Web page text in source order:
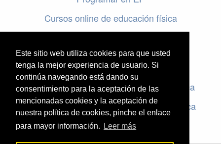
Este sitio web utiliza cookies para que usted
tenga la mejor experiencia de usuario. Si
continúa navegando está dando su
consentimiento para la aceptación de las
mencionadas cookies y la aceptación de
nuestra política de cookies, pinche el enlace
para mayor información.
Leer más
Cursos online de educación física
Evaluación en educación física
Criterios de evaluación en educación física
Rúbricas de evaluación en educación física